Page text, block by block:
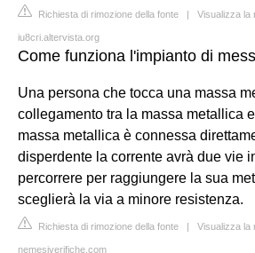
Richiesta di rimozione della fonte | Visualizza la
iu8cri.altervista.org
Come funziona l'impianto di
Una persona che tocca una massa
collegamento tra la massa metallica
massa metallica è connessa
disperdente la corrente avrà due vie
percorrere per raggiungere la sua
sceglierà la via a minore resistenza.
Richiesta di rimozione della fonte | Visualizza la
nemesiverifiche.com